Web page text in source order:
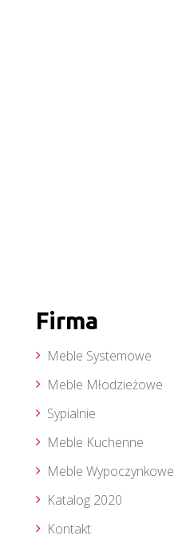
Firma
Meble Systemowe
Meble Młodzieżowe
Sypialnie
Meble Kuchenne
Meble Wypoczynkowe
Katalog 2020
Kontakt